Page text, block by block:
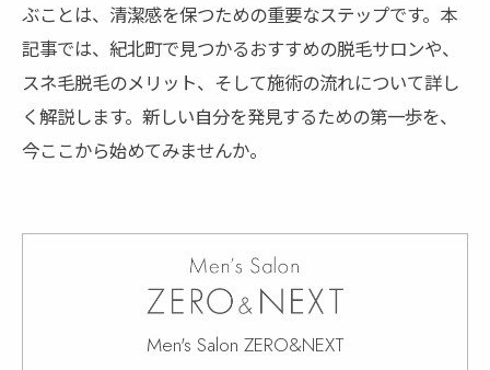
ぶことは、清潔感を保つための重要なステップです。本
記事では、紀北町で見つかるおすすめの脱毛サロンや、
スネ毛脱毛のメリット、そして施術の流れについて詳し
く解説します。新しい自分を発見するための第一歩を、
今ここから始めてみませんか。
Men's Salon ZERO&NEXT